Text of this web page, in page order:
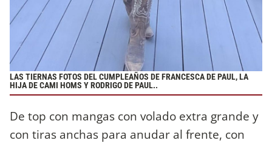
LAS TIERNAS FOTOS DEL CUMPLEAÑOS DE FRANCESCA DE PAUL, LA
HIJA DE CAMI HOMS Y RODRIGO DE PAUL..
De top con mangas con volado extra grande y
con tiras anchas para anudar al frente, con